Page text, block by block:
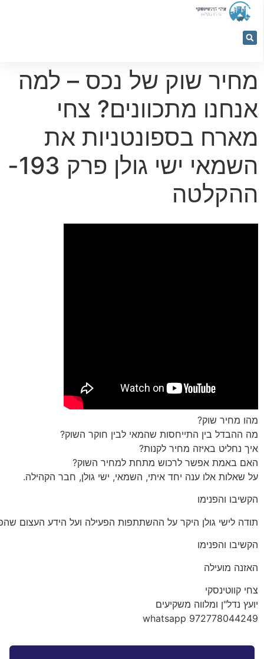
053-
5366884
מחיר שוק של נכס – למה
אנחנו מתכוונים? צחי
מארח בספונטניות את
השמאי ישי גולן פרק 193-
ההקלטה
מהו מחיר שוק?
מה ההבדל בין התייחסות שהמאי לבין חוקר השוק?
איך נחליט באיזה מחיר לקנות?
האם באמת אפשר לרכוש מתחת למחיר השוק?
על שאלות אלו ענה יחד איתי, השמאי, ישי גולן, חבר הקהילה.
הקשיבו והפנימו
תודה לישי גולן היקר על ההשתתפות הפעילה ועל הידע העצום
הקשיבו והפנימו
האזנה מועילה
צחי קווטינסקי
יועץ נדל"ן ומלווה משקיעים
whatsapp 972778044249